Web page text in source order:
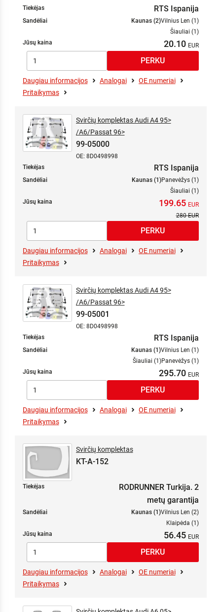
Tiekėjas
RTS Ispanija
Sandėliai Kaunas (2)Vilnius Len (1)
Šiauliai (1)
Jūsų kaina
20.10
Daugiau informacijos Analogai
OE numeriai
Pritaikymas
Svirčių komplektas Audi A4 95>
/A6/Passat 96>
99-05000
OE: 8D0498998
Tiekėjas
RTS Ispanija
Sandėliai Kaunas (1)Panevėžys (1)
Šiauliai (1)
Jūsų kaina
199.65
280
Daugiau informacijos Analogai
OE numeriai
Pritaikymas
Svirčių komplektas Audi A4 95>
/A6/Passat 96>
99-05001
OE: 8D0498998
Tiekėjas
RTS Ispanija
Sandėliai Kaunas (1)Vilnius Len (1)
Šiauliai (1)Panevėžys (1)
Jūsų kaina
295.70
Daugiau informacijos Analogai
OE numeriai
Pritaikymas
Svirčių komplektas
KT-A-152
Tiekėjas
RODRUNNER Turkija. 2
metų garantija
Sandėliai Kaunas (1)Vilnius Len (2)
Klaipėda (1)
Jūsų kaina
56.45
Daugiau informacijos Analogai
OE numeriai
Pritaikymas